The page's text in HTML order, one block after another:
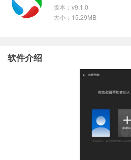
版本：v9.1.0
大小：15.29MB
软件介绍